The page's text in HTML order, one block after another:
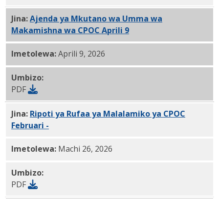
Jina:Ajenda ya Mkutano wa Umma wa
Makamishna wa CPOC Aprili 9, 2026 PDF
Imetolewa:Aprili 9, 2026
Umbizo:
PDF
Jina: Ripoti ya Rufaa ya Malalamiko ya CPOC
Februari -
Imetolewa: Machi 26, 2026
Umbizo:
PDF